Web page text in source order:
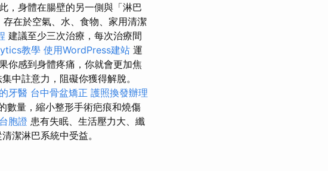
，身體在腸壁的另一側與「淋巴
在於空氣、水、食物、家用清潔
建議至少三次治療，每次治療間
教學 使用WordPress建站 運
你感到身體疼痛，你就會更加焦
中註意力，阻礙你獲得解脫。
牙醫 台中骨盆矯正 護照換發辦理
數量，縮小整形手術疤痕和燒傷
胞證 患有失眠、生活壓力大、纖
潔淋巴系統中受益。